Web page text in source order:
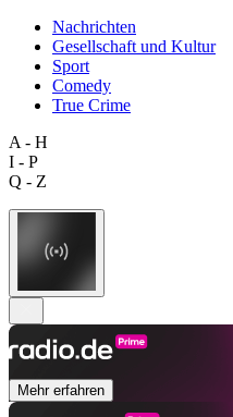
Nachrichten
Gesellschaft und Kultur
Sport
Comedy
True Crime
A - H
I - P
Q - Z
Mehr erfahren